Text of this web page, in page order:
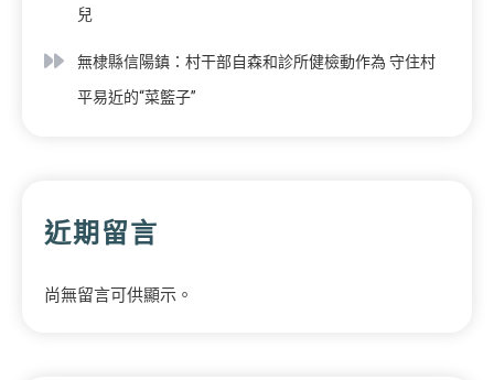
兒
無棣縣信陽鎮：村干部自森和診所健檢動作為 守住村
平易近的“菜籃子”
近期留言
尚無留言可供顯示。